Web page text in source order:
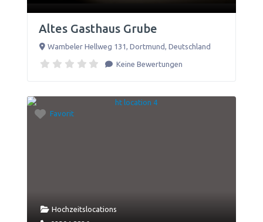
Altes Gasthaus Grube
Wambeler Hellweg 131 Dortmund Deutschland
Keine Bewertungen
Favorit
Hochzeitslocations